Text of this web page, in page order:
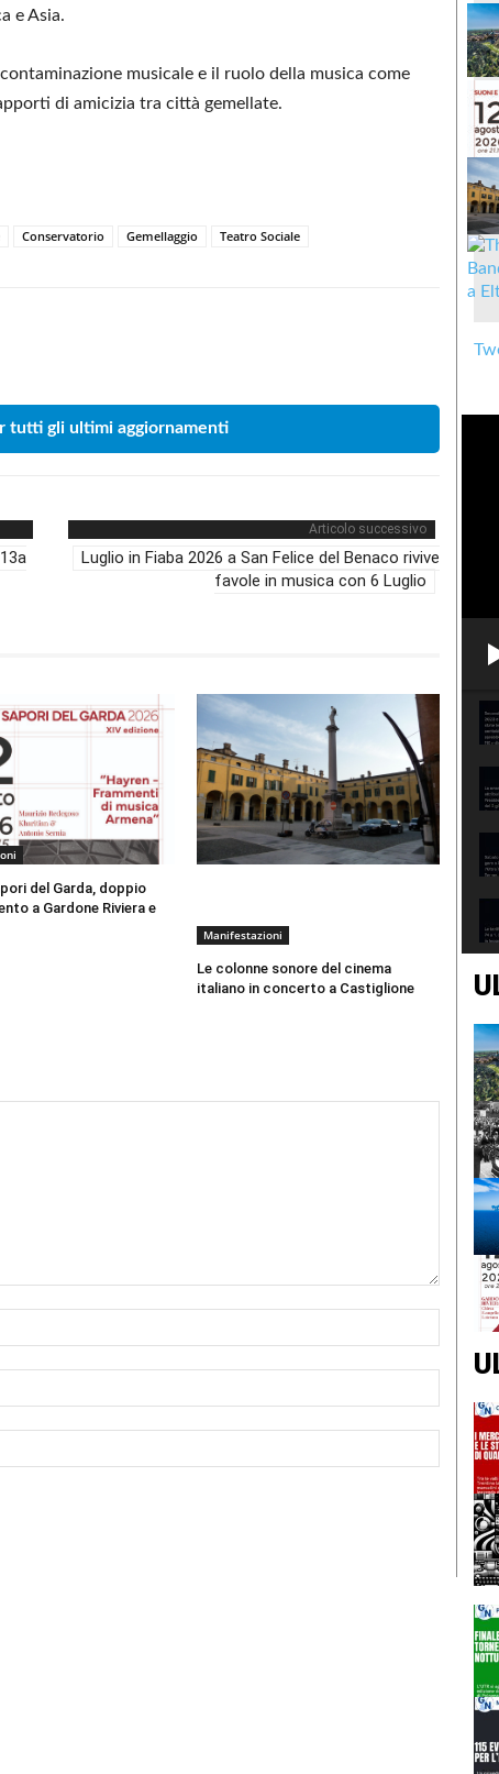
e Asia.
musicale e il ruolo della musica come
di amicizia tra città gemellate.
Conservatorio Gemellaggio Teatro Sociale
tutti gli ultimi aggiornamenti
Articolo successivo
Luglio in Fiaba 2026 a San Felice del Benaco rivive
favole in musica con 6 Luglio
del Garda, doppio
a Gardone Riviera e
Manifestazioni
Le colonne sonore del cinema
italiano in concerto a Castiglione
Nome:*
Email:*
Web: